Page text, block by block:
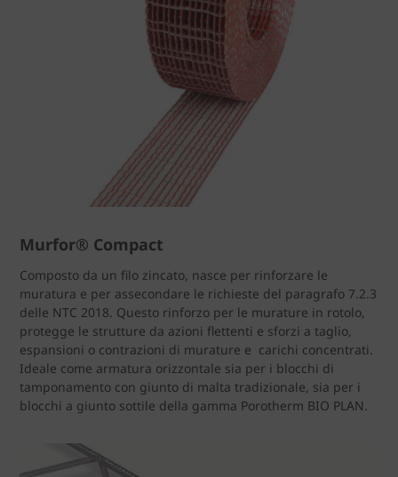
Murfor® Compact
Composto da un filo zincato, nasce per rinforzare le
muratura e per assecondare le richieste del paragrafo 7.2.3
delle NTC 2018. Questo rinforzo per le murature in rotolo,
protegge le strutture da azioni flettenti e sforzi a taglio,
espansioni o contrazioni di murature e carichi concentrati.
Ideale come armatura orizzontale sia per i blocchi di
tamponamento con giunto di malta tradizionale, sia per i
blocchi a giunto sottile della gamma Porotherm BIO PLAN.